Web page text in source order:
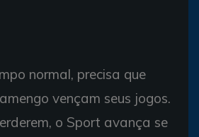
normal, precisa que
vençam seus jogos.
o Sport avança se